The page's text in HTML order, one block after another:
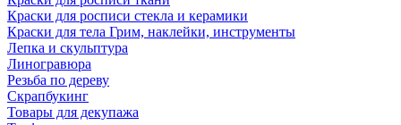
Краски для росписи стекла и керамики
Краски для тела Грим, наклейки, инструменты
Лепка и скульптура
Линогравюра
Резьба по дереву
Скрапбукинг
Товары для декупажа